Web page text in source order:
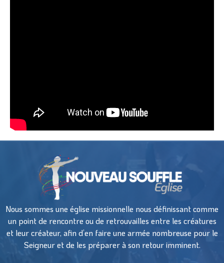
Nous sommes une église missionnelle nous définissant comme
un point de rencontre ou de retrouvailles entre les créatures
et leur créateur, afin d’en faire une armée nombreuse pour le
Seigneur et de les préparer à son retour imminent.